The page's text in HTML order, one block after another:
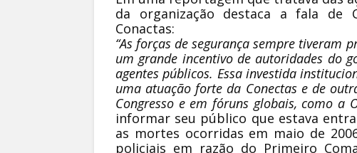
da organização destaca a fala de
Conactas:
“As forças de segurança sempre tiveram
um grande incentivo de autoridades do
agentes públicos. Essa investida
uma atuação forte da Conectas e de
Congresso e em fóruns globais, como a
informar seu público que estava
as mortes ocorridas em maio de
policiais em razão do Primeiro